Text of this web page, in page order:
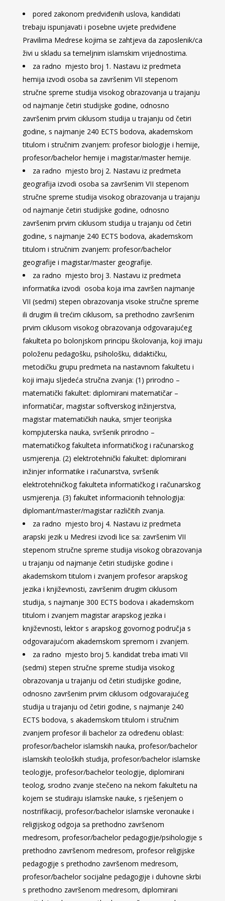
pored zakonom predviđenih uslova, kandidati
trebaju ispunjavati i posebne uvjete predviđene
Pravilima Medrese kojima se zahtjeva da zaposlenik/ca
živi u skladu sa temeljnim islamskim vrijednostima.
za radno mjesto broj 1. Nastavu iz predmeta
hemija izvodi osoba sa završenim VII stepenom
stručne spreme studija visokog obrazovanja u trajanju
od najmanje četiri studijske godine, odnosno
završenim prvim ciklusom studija u trajanju od četiri
godine, s najmanje 240 ECTS bodova, akademskom
titulom i stručnim zvanjem: profesor biologije i hemije,
profesor/bachelor hemije i magistar/master hemije.
za radno mjesto broj 2. Nastavu iz predmeta
geografija izvodi osoba sa završenim VII stepenom
stručne spreme studija visokog obrazovanja u trajanju
od najmanje četiri studijske godine, odnosno
završenim prvim ciklusom studija u trajanju od četiri
godine, s najmanje 240 ECTS bodova, akademskom
titulom i stručnim zvanjem: profesor/bachelor
geografije i magistar/master geografije.
za radno mjesto broj 3. Nastavu iz predmeta
informatika izvodi osoba koja ima završen najmanje
VII (sedmi) stepen obrazovanja visoke stručne spreme
ili drugim ili trećim ciklusom, sa prethodno završenim
prvim ciklusom visokog obrazovanja odgovarajućeg
fakulteta po bolonjskom principu školovanja, koji imaju
položenu pedagošku, psihološku, didaktičku,
metodičku grupu predmeta na nastavnom fakultetu i
koji imaju sljedeća stručna zvanja: (1) prirodno –
matematički fakultet: diplomirani matematičar –
informatičar, magistar softverskog inžinjerstva,
magistar matematičkih nauka, smjer teorijska
kompjuterska nauka, svršenik prirodno –
matematičkog fakulteta informatičkog i računarskog
usmjerenja. (2) elektrotehnički fakultet: diplomirani
inžinjer informatike i računarstva, svršenik
elektrotehničkog fakulteta informatičkog i računarskog
usmjerenja. (3) fakultet informacionih tehnologija:
diplomant/master/magistar različitih zvanja.
za radno mjesto broj 4. Nastavu iz predmeta
arapski jezik u Medresi izvodi lice sa: završenim VII
stepenom stručne spreme studija visokog obrazovanja
u trajanju od najmanje četiri studijske godine i
akademskom titulom i zvanjem profesor arapskog
jezika i književnosti, završenim drugim ciklusom
studija, s najmanje 300 ECTS bodova i akademskom
titulom i zvanjem magistar arapskog jezika i
književnosti, lektor s arapskog govornog područja s
odgovarajućom akademskom spremom i zvanjem.
za radno mjesto broj 5. kandidat treba imati VII
(sedmi) stepen stručne spreme studija visokog
obrazovanja u trajanju od četiri studijske godine,
odnosno završenim prvim ciklusom odgovarajućeg
studija u trajanju od četiri godine, s najmanje 240
ECTS bodova, s akademskom titulom i stručnim
zvanjem profesor ili bachelor za određenu oblast:
profesor/bachelor islamskih nauka, profesor/bachelor
islamskih teoloških studija, profesor/bachelor islamske
teologije, profesor/bachelor teologije, diplomirani
teolog, srodno zvanje stečeno na nekom fakultetu na
kojem se studiraju islamske nauke, s rješenjem o
nostrifikaciji, profesor/bachelor islamske veronauke i
religijskog odgoja sa prethodno završenom
medresom, profesor/bachelor pedagogije/psihologije s
prethodno završenom medresom, profesor religijske
pedagogije s prethodno završenom medresom,
profesor/bachelor socijalne pedagogije i duhovne skrbi
s prethodno završenom medresom, diplomirani